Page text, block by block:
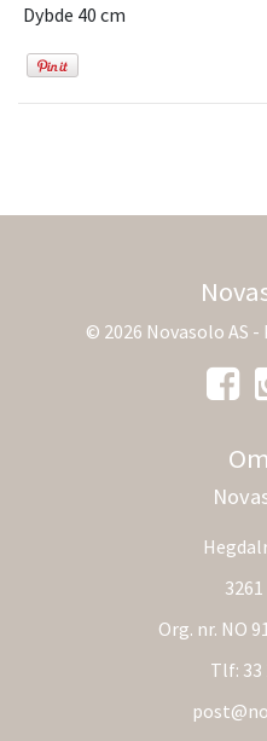
Dybde 40 cm
© 2026 Novasolo AS -
Org. nr. NO
Tlf: 33